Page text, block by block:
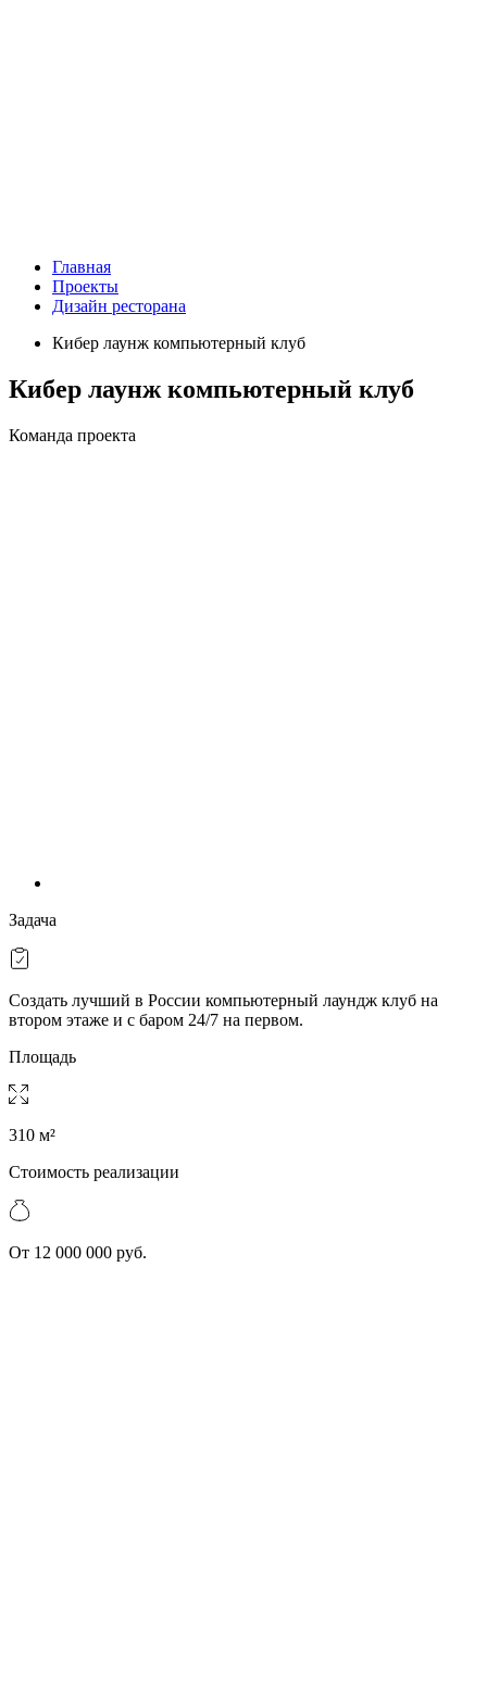
Главная
Проекты
Дизайн ресторана
Кибер лаунж компьютерный клуб
Кибер лаунж компьютерный клуб
Команда проекта
Задача
Создать лучший в России компьютерный лаундж клуб на
втором этаже и с баром 24/7 на первом.
Площадь
310 м²
Стоимость реализации
От 12 000 000 руб.